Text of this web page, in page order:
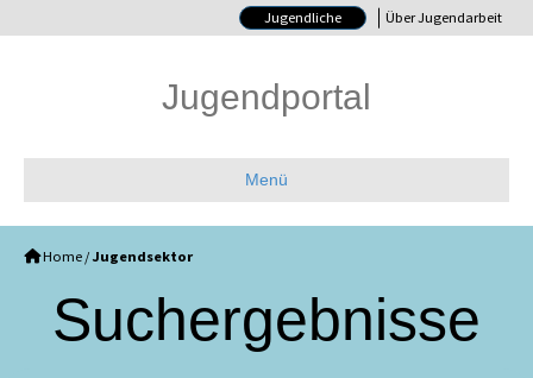
Jugendliche Über Jugendarbeit
Jugendportal
Menü
Home /Jugendsektor
Such­ergebnisse